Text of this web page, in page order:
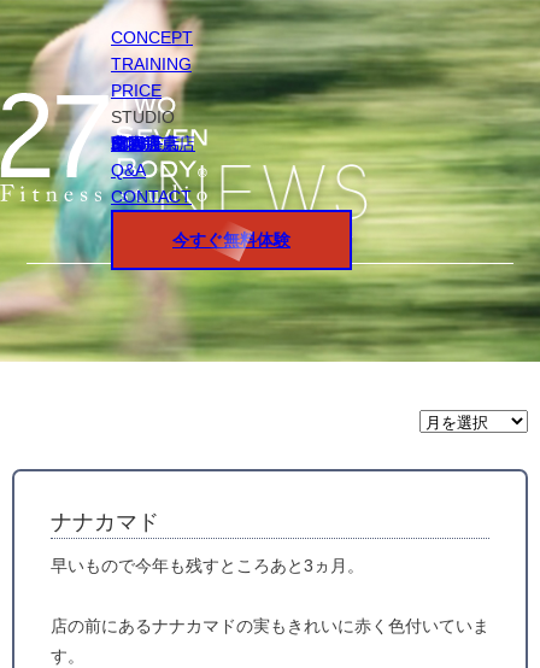
CONCEPT
TRAINING
PRICE
STUDIO
円山店
白石店
桑園店
北18条店
宮の沢店
環状通東店
STAFF
Q&A
CONTACT
今すぐ無料体験
月
間
ー
ナナカマド
早いもので今年も残すところあと3ヵ月。
店の前にあるナナカマドの実もきれいに赤く色付いていま
す。